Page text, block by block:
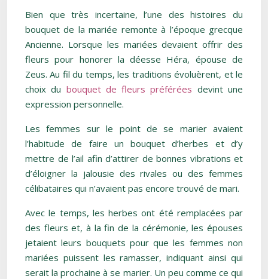
Bien que très incertaine, l’une des histoires du
bouquet de la mariée remonte à l’époque grecque
Ancienne. Lorsque les mariées devaient offrir des
fleurs pour honorer la déesse Héra, épouse de
Zeus. Au fil du temps, les traditions évoluèrent, et le
choix du bouquet de fleurs préférées devint une
expression personnelle.
Les femmes sur le point de se marier avaient
l’habitude de faire un bouquet d’herbes et d’y
mettre de l’ail afin d’attirer de bonnes vibrations et
d’éloigner la jalousie des rivales ou des femmes
célibataires qui n’avaient pas encore trouvé de mari.
Avec le temps, les herbes ont été remplacées par
des fleurs et, à la fin de la cérémonie, les épouses
jetaient leurs bouquets pour que les femmes non
mariées puissent les ramasser, indiquant ainsi qui
serait la prochaine à se marier. Un peu comme ce qui